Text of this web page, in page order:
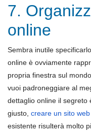
7.
online
Sembra inutile
online è ovviamente
propria finestra sul
vuoi padroneggiare al
dettaglio online il segreto
giusto, creare un sito web
esistente risulterà molto